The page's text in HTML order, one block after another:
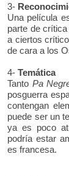
3-
Una película
parte de
a ciertos
de cara a los
4-Temática
Tanto Pa
posguerra
contengan
puede ser un
ya es poco
podría estar
es francesa.